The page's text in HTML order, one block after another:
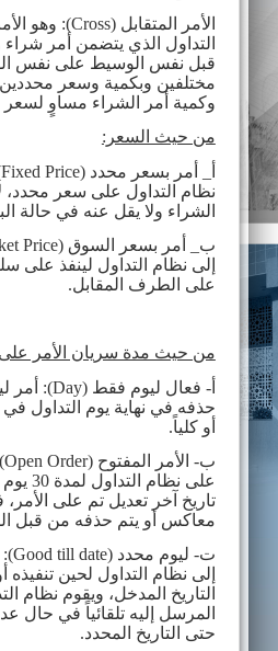
الأمر المتقابل (Cross): وهو
التداول الذي يتضمن أمر
قبل نفس الوسيط على نفس
مختلفين وبكمية وسعر
وكمية أمر الشراء مساوٍ لسعر
من حيث السعر:
أ_ أمر بسعر محدد Price)
نظام التداول على سعر محدد،
الشراء ولا يقل عنه في حالة
ب_ أمر بسعر السوق Price)
إلى نظام التداول لينفذ على
على الطرف المقابل.
من حيث مدة سريان الأمر على
أ- فعال ليوم فقط (Day): أمر
حذفه في نهاية يوم التداول
أو كلياً.
ب- الأمر المفتوح (Open Order)
على
تاريخ آخر تعديل تم على الأمر،
معاكس أو يتم حذفه من قبل
ت- ليوم محدد (Good till date)
إلى نظام التداول لحين
التاريخ المدخل، ويقوم نظام
المرسل إليه تلقائياً في حال
حتى التاريخ المحدد.